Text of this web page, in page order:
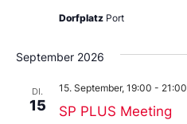
Dorfplatz Port
September 2026
DI.
15 SP PLUS Meeting
15. September, 19:00 - 21:00